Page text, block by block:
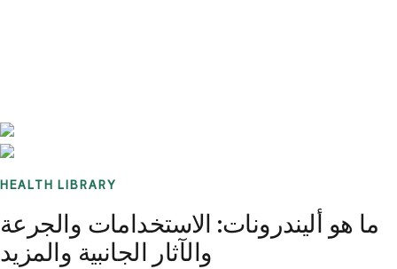
HEALTH LIBRARY
ما هو أليندرونات: الاستخدامات والجرعة
والآثار الجانبية والمزيد